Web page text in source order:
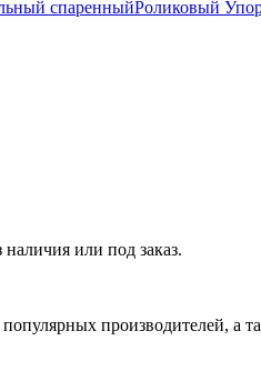
спаренныйРоликовый
или под заказ.
производителей, а